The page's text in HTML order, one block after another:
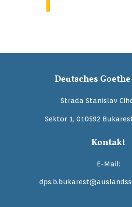
Deutsches
Strada Stanislav
Sektor 1, 010592
Kontakt
E-Mail: